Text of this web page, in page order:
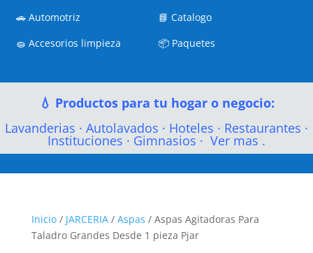
🚗Automotriz
🧽Accesorios limpieza
📘Catalogo
📦 Paquetes
💧 Productos para tu hogar o negocio:
Lavanderias · Autolavados · Hoteles · Restaurantes ·
Instituciones · Gimnasios · Ver mas .
Inicio/ JARCERIA/ Aspas / Aspas Agitadoras Para
Taladro Grandes Desde 1 pieza Pjar